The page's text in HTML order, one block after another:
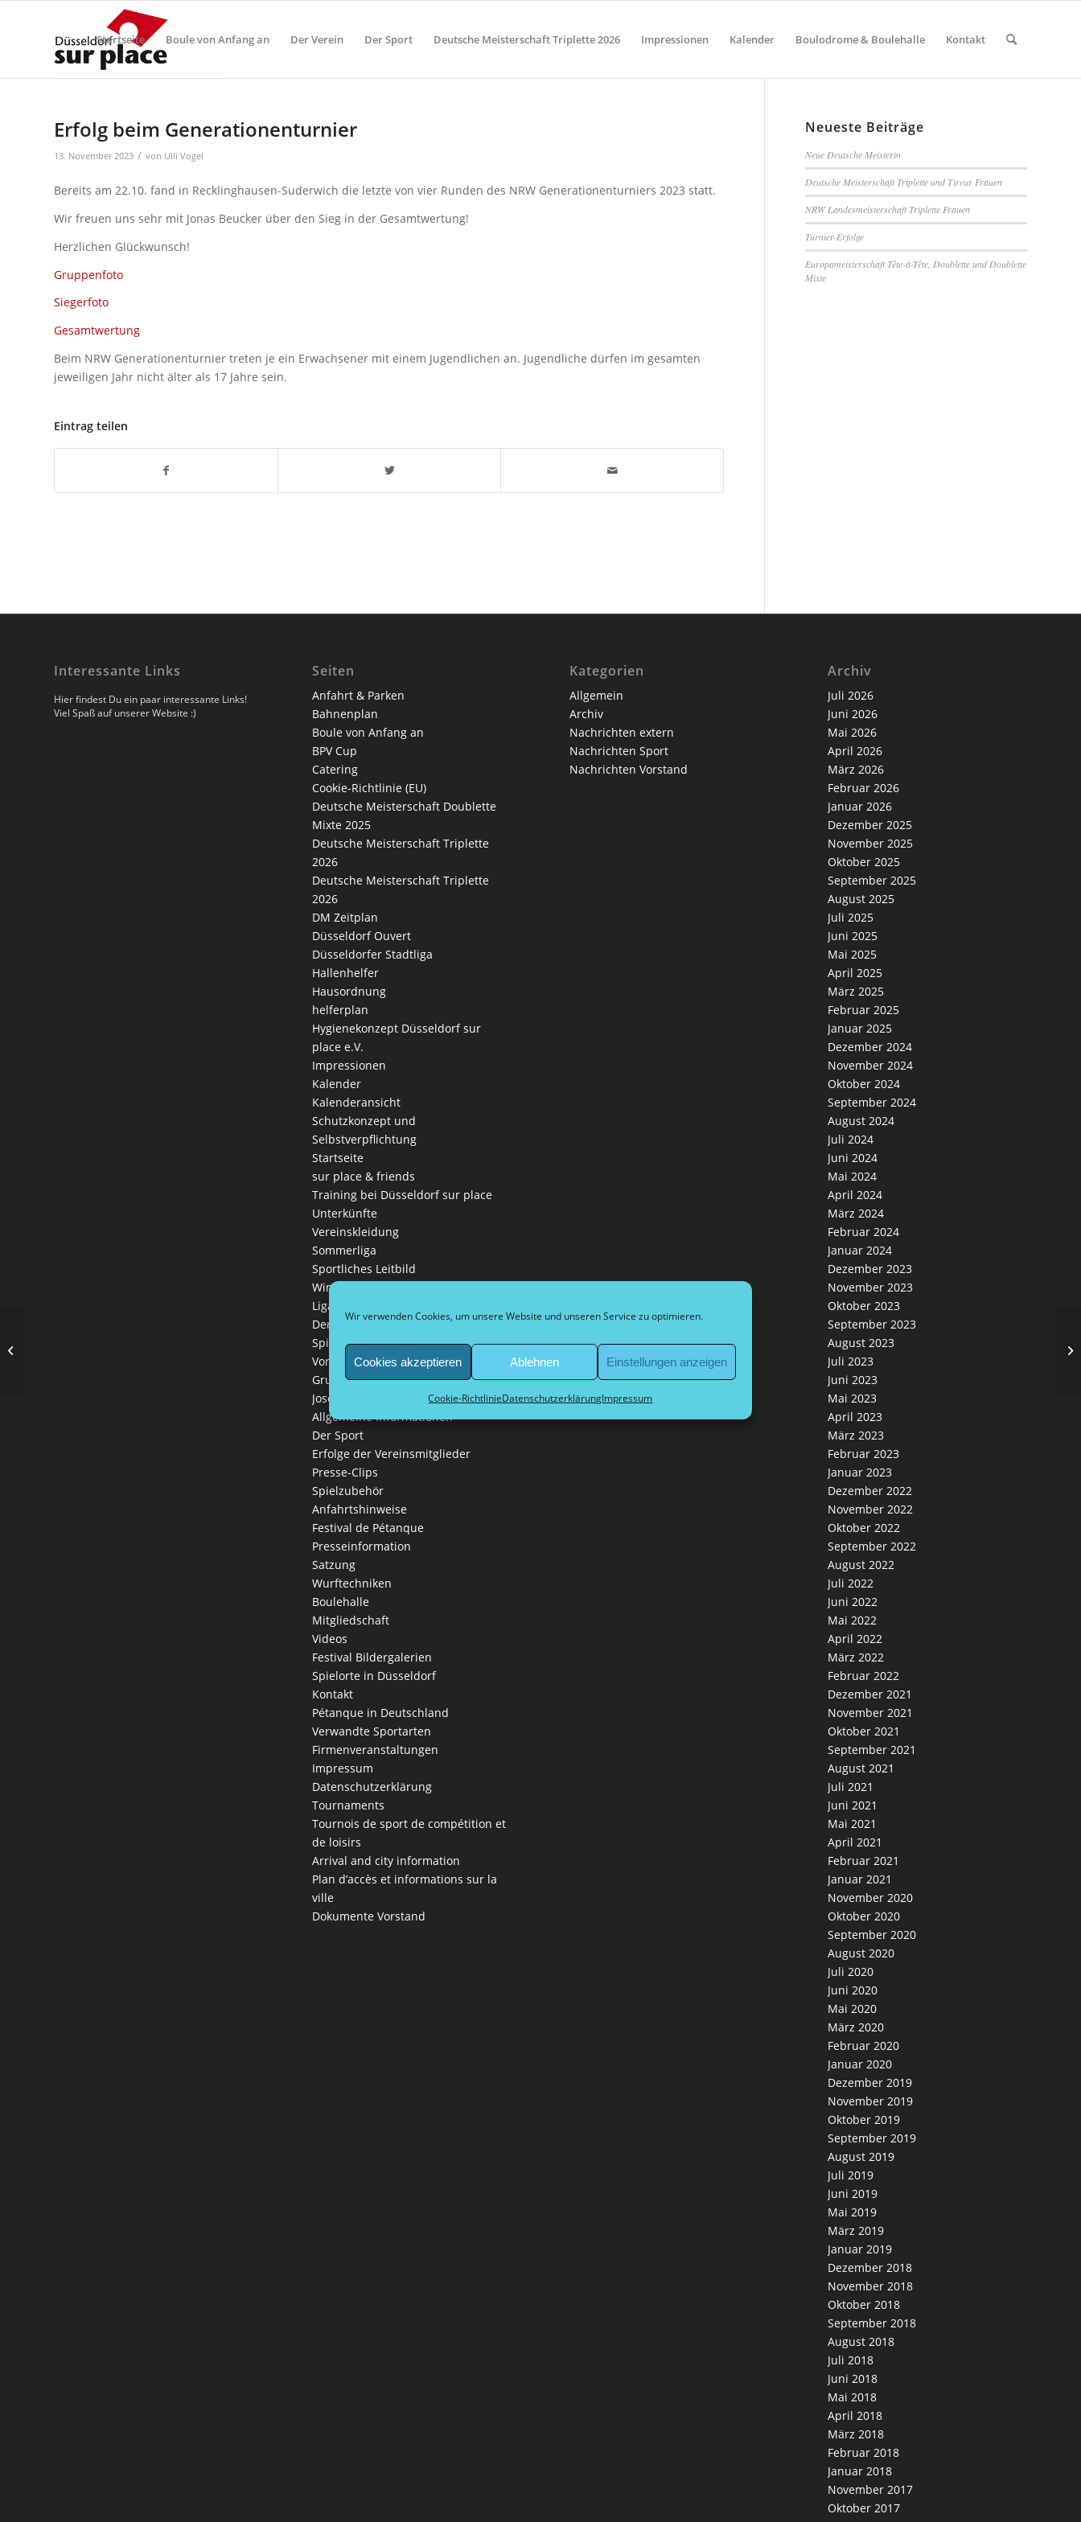
Wir verwenden Cookies, um unsere Website und unseren Service zu optimieren.
Cookies akzeptieren Ablehnen Einstellungen anzeigen
Cookie-RichtlinieDatenschutzerklärungImpressum
Startseite Boule von Anfang an Der Verein Der Sport Deutsche Meisterschaft Triplette 2026 Impressionen Kalender Boulodrome & Boulehalle Kontakt
Erfolg beim Generationenturnier
13. November 2023 / von Ulli Vogel
Bereits am 22.10. fand in Recklinghausen-Suderwich die letzte von vier Runden des NRW Generationenturniers 2023 statt.
Wir freuen uns sehr mit Jonas Beucker über den Sieg in der Gesamtwertung!
Herzlichen Glückwunsch!
Gruppenfoto
Siegerfoto
Gesamtwertung
Beim NRW Generationenturnier treten je ein Erwachsener mit einem Jugendlichen an. Jugendliche dürfen im gesamten
jeweiligen Jahr nicht älter als 17 Jahre sein.
Eintrag teilen
Neueste Beiträge
Neue Deutsche Meisterin
Deutsche Meisterschaft Triplette und Tireur Frauen
NRW Landesmeisterschaft Triplette Frauen
Turnier-Erfolge
Europameisterschaft Tête-à-Tête, Doublette und Doublette
Mixte
Interessante Links
Hier findest Du ein paar interessante Links!
Viel Spaß auf unserer Website :)
Seiten
Anfahrt & Parken
Bahnenplan
Boule von Anfang an
BPV Cup
Catering
Cookie-Richtlinie (EU)
Deutsche Meisterschaft Doublette
Mixte 2025
Deutsche Meisterschaft Triplette
2026
Deutsche Meisterschaft Triplette
2026
DM Zeitplan
Düsseldorf Ouvert
Düsseldorfer Stadtliga
Hallenhelfer
Hausordnung
helferplan
Hygienekonzept Düsseldorf sur
place e.V.
Impressionen
Kalender
Kalenderansicht
Schutzkonzept und
Selbstverpflichtung
Startseite
sur place & friends
Training bei Düsseldorf sur place
Unterkünfte
Vereinskleidung
Sommerliga
Sportliches Leitbild
Winterliga
Ligamannschaften
Der Verein
Spielregeln
Vorstand
Grußwort Schirmherr Bürgermeister
Josef Hinkel
Allgemeine Informationen
Der Sport
Erfolge der Vereinsmitglieder
Presse-Clips
Spielzubehör
Anfahrtshinweise
Festival de Pétanque
Presseinformation
Satzung
Wurftechniken
Boulehalle
Mitgliedschaft
Videos
Festival Bildergalerien
Spielorte in Düsseldorf
Kontakt
Pétanque in Deutschland
Verwandte Sportarten
Firmenveranstaltungen
Impressum
Datenschutzerklärung
Tournaments
Tournois de sport de compétition et
de loisirs
Arrival and city information
Plan d’accès et informations sur la
ville
Dokumente Vorstand
Kategorien
Allgemein
Archiv
Nachrichten extern
Nachrichten Sport
Nachrichten Vorstand
Archiv
Juli 2026
Juni 2026
Mai 2026
April 2026
März 2026
Februar 2026
Januar 2026
Dezember 2025
November 2025
Oktober 2025
September 2025
August 2025
Juli 2025
Juni 2025
Mai 2025
April 2025
März 2025
Februar 2025
Januar 2025
Dezember 2024
November 2024
Oktober 2024
September 2024
August 2024
Juli 2024
Juni 2024
Mai 2024
April 2024
März 2024
Februar 2024
Januar 2024
Dezember 2023
November 2023
Oktober 2023
September 2023
August 2023
Juli 2023
Juni 2023
Mai 2023
April 2023
März 2023
Februar 2023
Januar 2023
Dezember 2022
November 2022
Oktober 2022
September 2022
August 2022
Juli 2022
Juni 2022
Mai 2022
April 2022
März 2022
Februar 2022
Dezember 2021
November 2021
Oktober 2021
September 2021
August 2021
Juli 2021
Juni 2021
Mai 2021
April 2021
Februar 2021
Januar 2021
November 2020
Oktober 2020
September 2020
August 2020
Juli 2020
Juni 2020
Mai 2020
März 2020
Februar 2020
Januar 2020
Dezember 2019
November 2019
Oktober 2019
September 2019
August 2019
Juli 2019
Juni 2019
Mai 2019
März 2019
Januar 2019
Dezember 2018
November 2018
Oktober 2018
September 2018
August 2018
Juli 2018
Juni 2018
Mai 2018
April 2018
März 2018
Februar 2018
Januar 2018
November 2017
Oktober 2017
6-